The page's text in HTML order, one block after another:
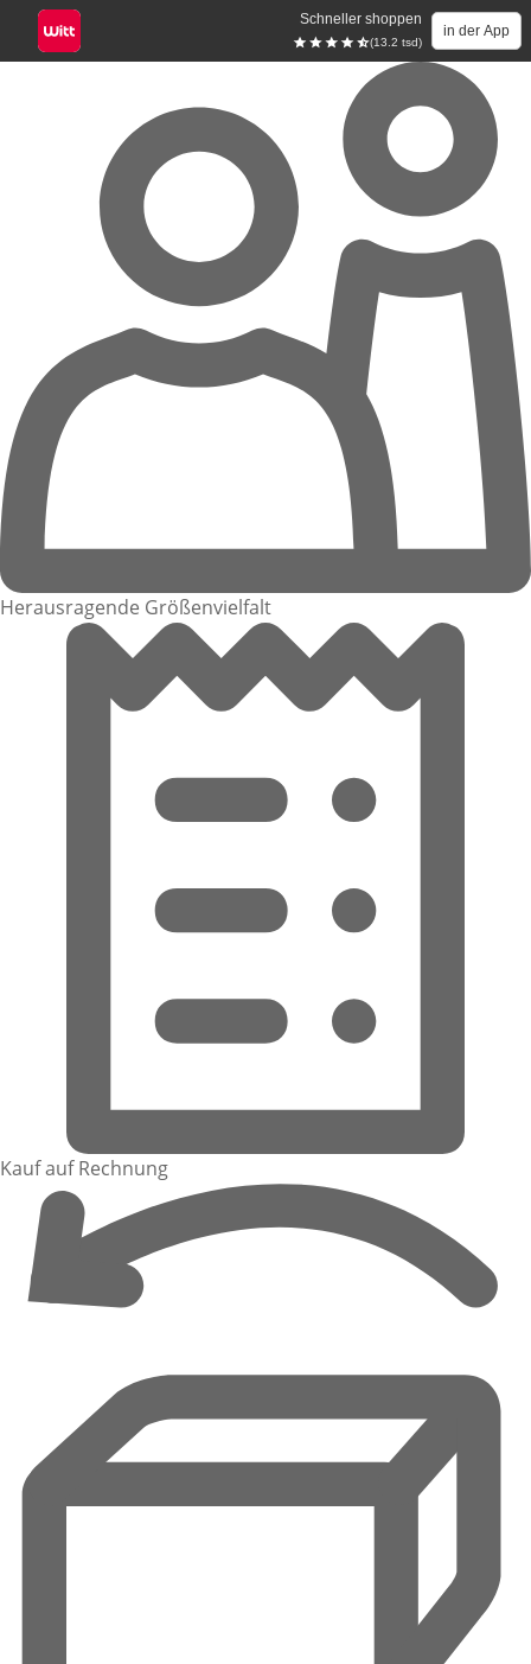
Schneller shoppen
(13.2 tsd)
in der App
Herausragende Größenvielfalt
Kauf auf Rechnung